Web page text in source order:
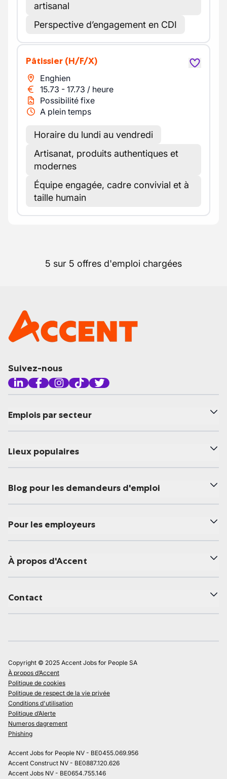
artisanal
Perspective d’engagement en CDI
Pâtissier (H/F/X)
Enghien
15.73 - 17.73 / heure
Possibilité fixe
A plein temps
Horaire du lundi au vendredi
Artisanat, produits authentiques et
modernes
Équipe engagée, cadre convivial et à
taille humain
5 sur 5 offres d'emploi chargées
Suivez-nous
Emplois par secteur
Lieux populaires
Blog pour les demandeurs d'emploi
Pour les employeurs
À propos d'Accent
Contact
Copyright © 2025 Accent Jobs for People SA
À propos d’Accent
Politique de cookies
Politique de respect de la vie privée
Conditions d'utilisation
Politique d’Alerte
Numeros dagrement
Phishing
Accent Jobs for People NV - BE0455.069.956
Accent Construct NV - BE0887.120.626
Accent Jobs NV - BE0654.755.146